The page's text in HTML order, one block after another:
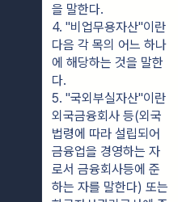
을 말한다.
4. "비업무용자산"이란
다음 각 목의 어느 하나
에 해당하는 것을 말한
다.
5. "국외부실자산"이란
외국금융회사 등(외국
법령에 따라 설립되어
금융업을 경영하는 자
로서 금융회사등에 준
하는 자를 말한다) 또는